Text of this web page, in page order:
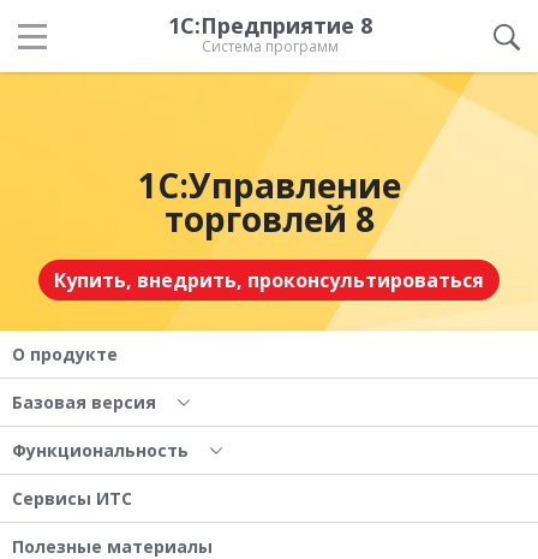
1С:Предприятие 8
Система программ
1С:Управление
торговлей 8
Купить, внедрить, проконсультироваться
О продукте
Базовая версия
Функциональность
Сервисы ИТС
Полезные материалы